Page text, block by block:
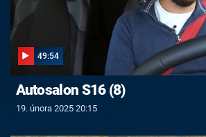
49:54
Autosalon S16 (8)
19. února 2025 20:15